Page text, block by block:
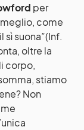
per
meglio, come
suona”(Inf.
oltre la
corpo,
stiamo
Non